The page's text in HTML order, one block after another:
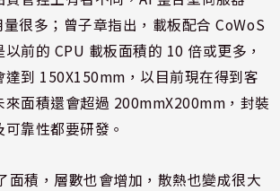
很多；曾子章指出，載板配合 CoWoS
前的 CPU 載板面積的 10 倍或更多，
達到 150X150mm，以目前現在得到客
來面積還會超過 200mmX200mm，封裝
靠性都要研發。
面積，層數也會增加，散熱也變成很大